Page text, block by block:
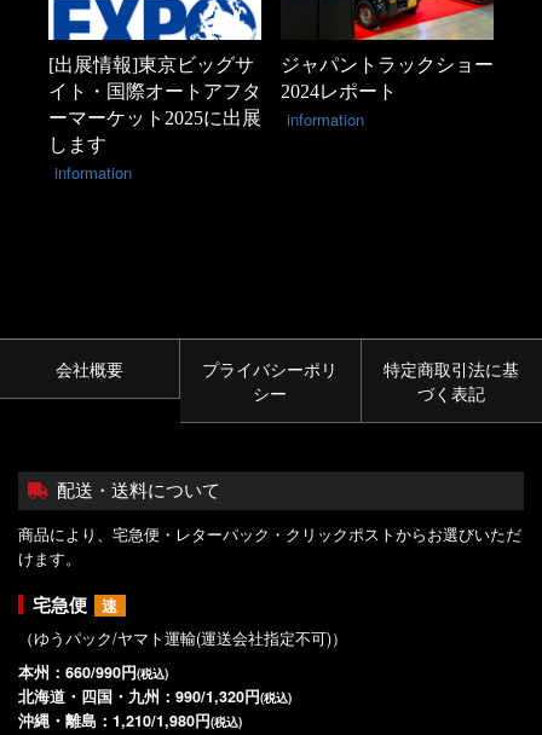
[出展情報]東京ビッグサ
イト・国際オートアフタ
ーマーケット2025に出展
します
information
ジャパントラックショー
2024レポート
information
会社概要
プライバシーポリ
シー
特定商取引法に基
づく表記
配送・送料について
商品により、宅急便・レターパック・クリックポストからお選びいただ
けます。
宅急便
速
（ゆうパック/ヤマト運輸(運送会社指定不可)）
本州：660/990円(税込)
北海道・四国・九州：990/1,320円(税込)
沖縄・離島：1,210/1,980円(税込)